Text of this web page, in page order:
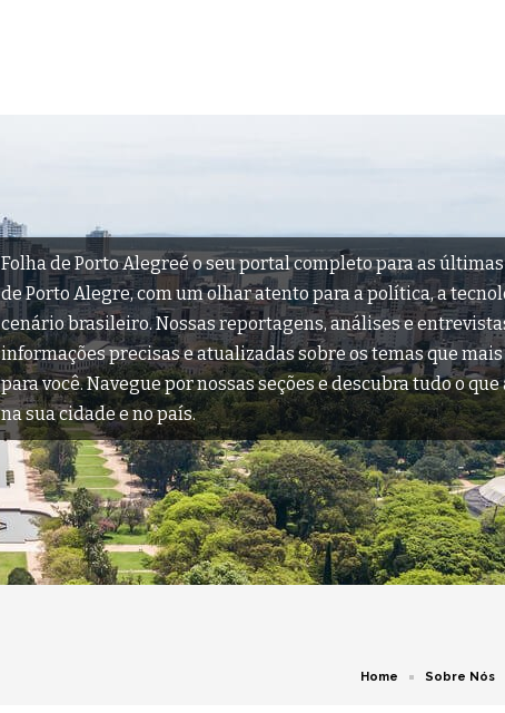
Folha de Porto Alegreé o seu portal completo para as
de Porto Alegre, com um olhar atento para a política, a
cenário brasileiro. Nossas reportagens, análises e
informações precisas e atualizadas sobre os temas que
para você. Navegue por nossas seções e descubra tudo o
na sua cidade e no país.
Home Sobre Nós